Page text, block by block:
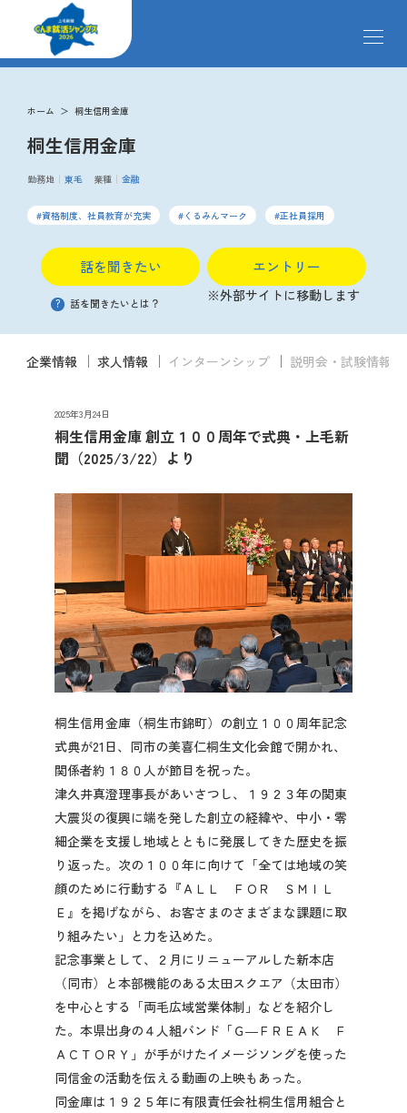
メ
求人検索
イベント
説明会
クローズアップ企業
先輩社員の声
2027年3月卒業予定の方
ぐんま就活ナビについて
会員登録
ログイン
ホーム 桐生信用金庫
桐生信用金庫
勤務地 東毛 業種 金融
資格制度、社員教育が充実 くるみんマーク 正社員採用
話を聞きたい
? 話を聞きたいとは？
エントリー
※外部サイトに移動します
企業情報 求人情報 インターンシップ 説明会・試験情報
2025年3月24日
桐生信用金庫 創立１００周年で式典・上毛新
聞（2025/3/22）より
桐生信用金庫（桐生市錦町）の創立１００周年記念
式典が21日、同市の美喜仁桐生文化会館で開かれ、
関係者約１８０人が節目を祝った。
津久井真澄理事長があいさつし、１９２３年の関東
大震災の復興に端を発した創立の経緯や、中小・零
細企業を支援し地域とともに発展してきた歴史を振
り返った。次の１００年に向けて「全ては地域の笑
顔のために行動する『ＡＬＬ ＦＯＲ ＳＭＩＬ
Ｅ』を掲げながら、お客さまのさまざまな課題に取
り組みたい」と力を込めた。
記念事業として、２月にリニューアルした新本店
（同市）と本部機能のある太田スクエア（太田市）
を中心とする「両毛広域営業体制」などを紹介し
た。本県出身の４人組バンド「Ｇ―ＦＲＥＡＫ Ｆ
ＡＣＴＯＲＹ」が手がけたイメージソングを使った
同信金の活動を伝える動画の上映もあった。
同金庫は１９２５年に有限責任会社桐生信用組合と